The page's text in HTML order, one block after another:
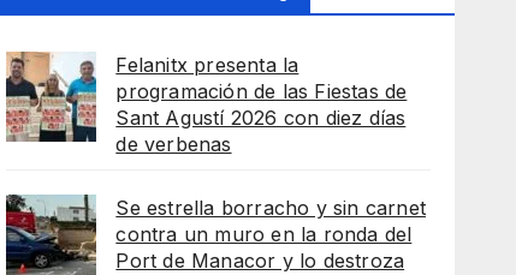
Felanitx presenta la
programación de las Fiestas de
Sant Agustí 2026 con diez días
de verbenas
Se estrella borracho y sin carnet
contra un muro en la ronda del
Port de Manacor y lo destroza